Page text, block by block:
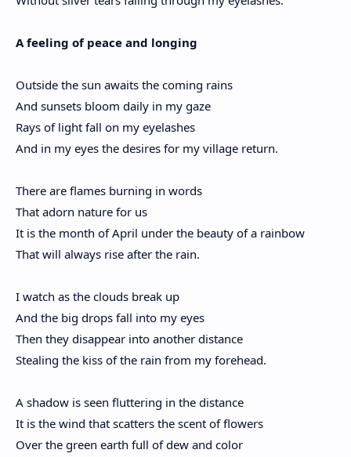
A feeling of peace and longing
Outside the sun awaits the coming rains
And sunsets bloom daily in my gaze
Rays of light fall on my eyelashes
And in my eyes the desires for my village return.
There are flames burning in words
That adorn nature for us
It is the month of April under the beauty of a rainbow
That will always rise after the rain.
I watch as the clouds break up
And the big drops fall into my eyes
Then they disappear into another distance
Stealing the kiss of the rain from my forehead.
A shadow is seen fluttering in the distance
It is the wind that scatters the scent of flowers
Over the green earth full of dew and color